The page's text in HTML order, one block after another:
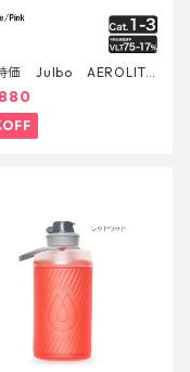
価 Julbo AEROLITE